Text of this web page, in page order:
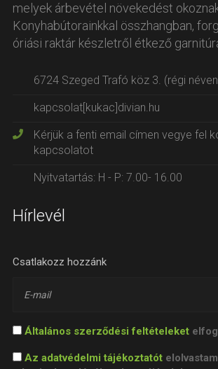
melyek árbevétel növekedést
Konyhabútorainkkal összhangban,
óriási raktár készletről étkező
6724 Szeged Trafó köz 3. (régi
kapcsolat[kukac]divian.hu
Kérjük a fenti email címen vegye fel
kapcsolatot
Nyitvatartás: H - P: 7.00- 16.00
Hírlevél
Csatlakozz hozzánk
Általános szerződési feltételeket
Az adatvédelmi tájékoztatót